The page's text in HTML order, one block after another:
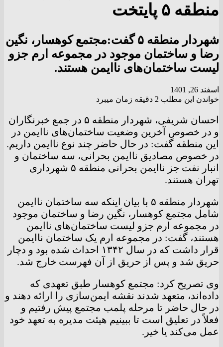
منطقه ۵ پایتخت
شهردار منطقه ۵ گفت:مجتمع کوهسار، نگین
رضا و ساختمان موجود در مجموعه ارم جزو
لیست ساختمان‌های ناایمن هستند.
اسفند 26, 1401
خواندن این مطلب 2 دقیقه زمان میبرد
احسان شریفی، شهردار منطقه ۵ در جمع خبرنگاران
و در خصوص آخرین وضعیت ساختمان‌های ناایمن در
این منطقه گفت: در حال حاضر چند نوع ناایمن داریم.
در خصوص مصادیق ناایمن بحرانی، سه ساختمان و
انبار نفت جز ناایمن بحرانی منطقه ۵ شهرداری
تهران هستند.
شهردار منطقه ۵ با بیان اینکه سه ساختمان ناایمن
شامل مجتمع کوهسار، نگین رضا و ساختمان موجود
در مجموعه ارم جزو لیست ساختمان‌های ناایمن
هستند، گفت: در مجموعه ارم یک ساختمان ناایمن
قرار داشت که در سال ۱۳۴۲ احداث شده بود و دچار
حریق شد و پس از حریق از آن فهرست خارج شد.
وی تصریح کرد: مجتمع کوهسار طبق تعهدی که
داده‌اند، متعهد شدند نقشه ایمن‌سازی را ارائه دهند و
در حال حاضر تا مرحله پلمب مجتمع پیش رفتیم و
فعلاً در تعلیق است تا ببینیم هیئت مدیره به تعهد خود
عمل می‌کند یا خیر.